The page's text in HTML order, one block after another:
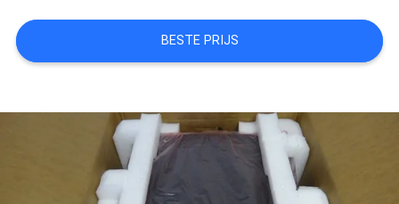
NIEUWS
GEVALLEN
PRIVACYBELEID
BESTE PRIJS